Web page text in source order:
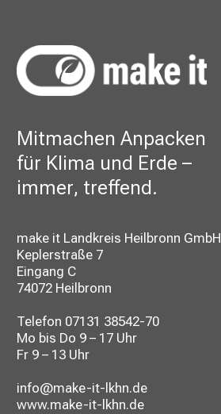
Mitmachen Anpacken
für Klima und Erde –
immer, treffend.
make it Landkreis Heilbronn GmbH
Keplerstraße 7
Eingang C
74072 Heilbronn
Telefon 07131 38542-70
Mo bis Do 9 – 17 Uhr
Fr 9 – 13 Uhr
info@make-it-lkhn.de
www.make-it-lkhn.de